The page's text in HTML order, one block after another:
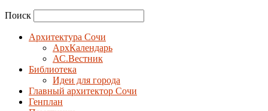
Поиск
Архитектура Сочи
АрхКалендарь
АС.Вестник
Библиотека
Идеи для города
Главный архитектор Сочи
Генплан